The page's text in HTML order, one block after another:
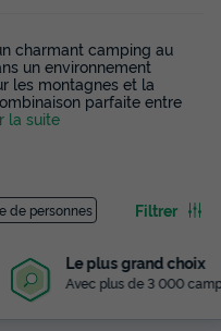
charmant camping au
un environnement
les montagnes et la
parfaite entre
la suite
de personnes Filtrer